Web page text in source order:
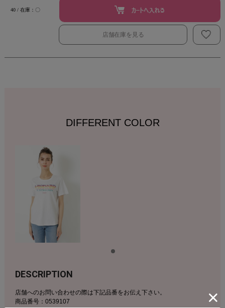
40 / 在庫：〇
店舗在庫を見る
DIFFERENT COLOR
DESCRIPTION
店舗へのお問い合わせの際は下記品番をお伝え下さい。
商品番号：0539107